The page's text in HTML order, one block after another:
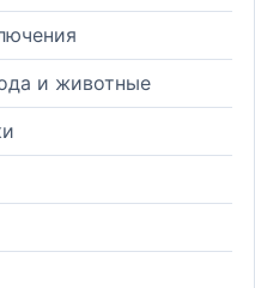
и животные